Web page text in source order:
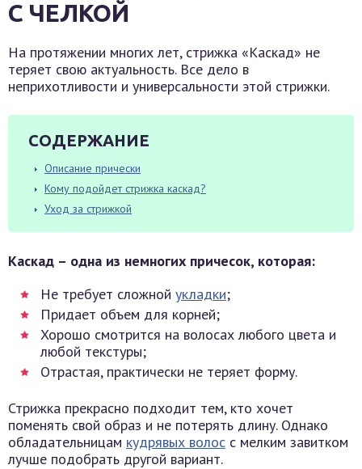
С ЧЕЛКОЙ
На протяжении многих лет, стрижка «Каскад» не
теряет свою актуальность. Все дело в
неприхотливости и универсальности этой стрижки.
СОДЕРЖАНИЕ
Описание прически
Кому подойдет стрижка каскад?
Уход за стрижкой
Каскад – одна из немногих причесок, которая:
Не требует сложной укладки;
Придает объем для корней;
Хорошо смотрится на волосах любого цвета и
любой текстуры;
Отрастая, практически не теряет форму.
Стрижка прекрасно подходит тем, кто хочет
поменять свой образ и не потерять длину. Однако
обладательницам кудрявых волос с мелким завитком
лучше подобрать другой вариант.